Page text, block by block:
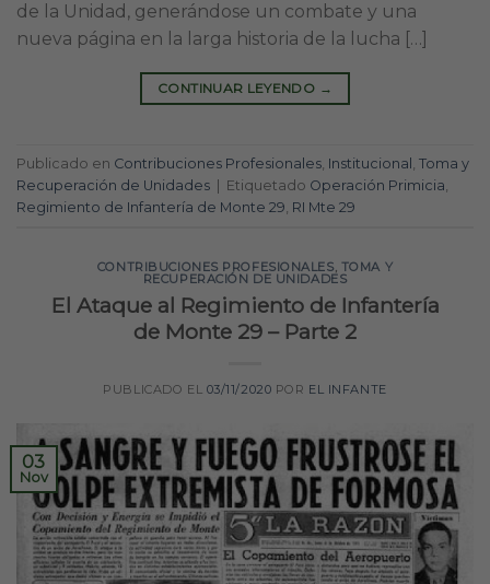
de la Unidad, generándose un combate y una
nueva página en la larga historia de la lucha […]
CONTINUAR LEYENDO →
Publicado en Contribuciones Profesionales Institucional Toma y
Recuperación de Unidades | Etiquetado Operación Primicia
Regimiento de Infantería de Monte 29 RI Mte 29
CONTRIBUCIONES PROFESIONALES, TOMA Y
RECUPERACIÓN DE UNIDADES
El Ataque al Regimiento de Infantería
de Monte 29 – Parte 2
PUBLICADO EL 03/11/2020 POR EL INFANTE
03
Nov